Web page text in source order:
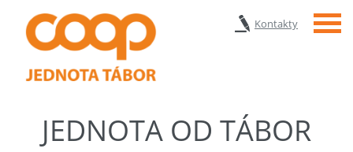
Kontakty Menu
JEDNOTA OD TÁBOR